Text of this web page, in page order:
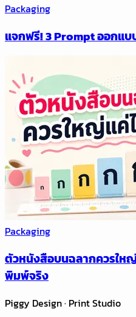
Packaging
แจกฟรี! 3 Prompt ออกแ
Packaging
ตัวหนังสือบนฉลากควรให
พิมพ์จริง
Piggy Design · Print Studio